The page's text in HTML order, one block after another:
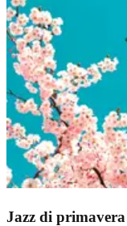
Jazz di primavera